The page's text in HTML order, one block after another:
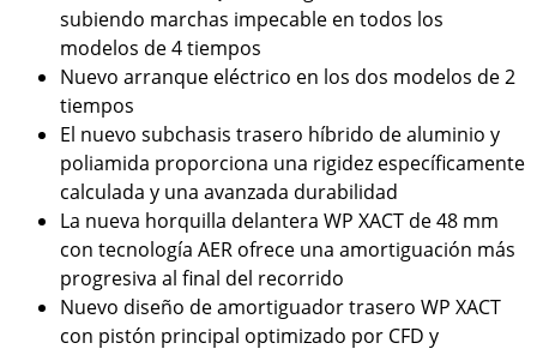
subiendo marchas impecable en todos los
modelos de 4 tiempos
Nuevo arranque eléctrico en los dos modelos de 2
tiempos
El nuevo subchasis trasero híbrido de aluminio y
poliamida proporciona una rigidez específicamente
calculada y una avanzada durabilidad
La nueva horquilla delantera WP XACT de 48 mm
con tecnología AER ofrece una amortiguación más
progresiva al final del recorrido
Nuevo diseño de amortiguador trasero WP XACT
con pistón principal optimizado por CFD y